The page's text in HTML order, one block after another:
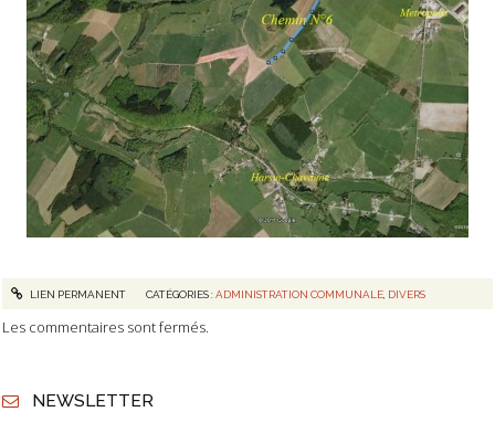
LIEN PERMANENT CATÉGORIES :ADMINISTRATION COMMUNALE, DIVERS
Les commentaires sont fermés.
NEWSLETTER